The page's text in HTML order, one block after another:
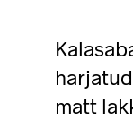
matt